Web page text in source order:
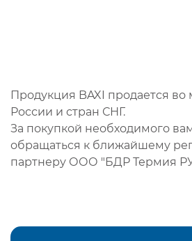
Продукция BAXI продается во
России и стран СНГ.
За покупкой необходимого
обращаться к ближайшему
партнеру ООО "БДР Термия